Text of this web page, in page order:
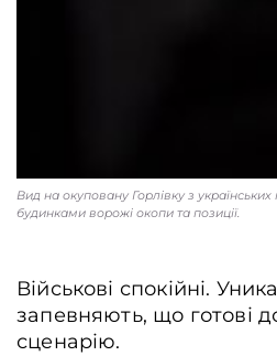
Вид на окуповану Горлівку з
будинками ворожі окопи та позиції.
Військові спокійні.
запевняють, що готові
сценарію.